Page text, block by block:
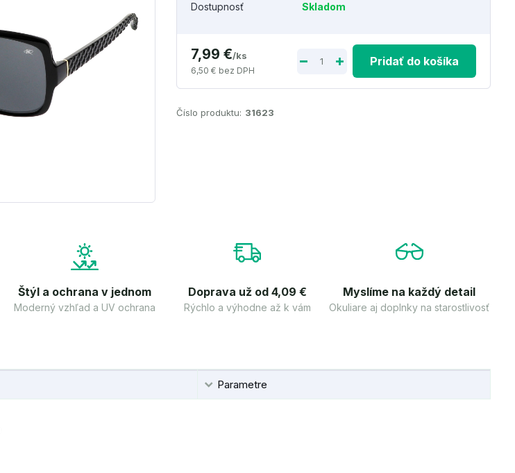
Dostupnosť Skladom
7,99 €/ks
6,50 € bez DPH
Pridať do košíka
Číslo produktu: 31623
Štýl a ochrana v jednom
Moderný vzhľad a UV ochrana
Doprava už od 4,09 €
Rýchlo a výhodne až k vám
Myslíme na každý detail
Okuliare aj doplnky na starostlivosť
Parametre